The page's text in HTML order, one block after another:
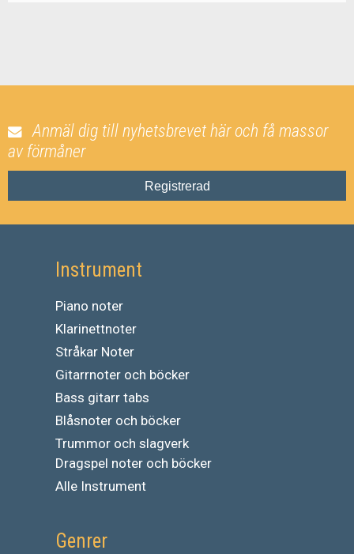
Anmäl dig till nyhetsbrevet här och få massor
av förmåner
Registrerad
Instrument
Piano noter
Klarinettnoter
Stråkar Noter
Gitarrnoter och böcker
Bass gitarr tabs
Blåsnoter och böcker
Trummor och slagverk
Dragspel noter och böcker
Alle Instrument
Genrer